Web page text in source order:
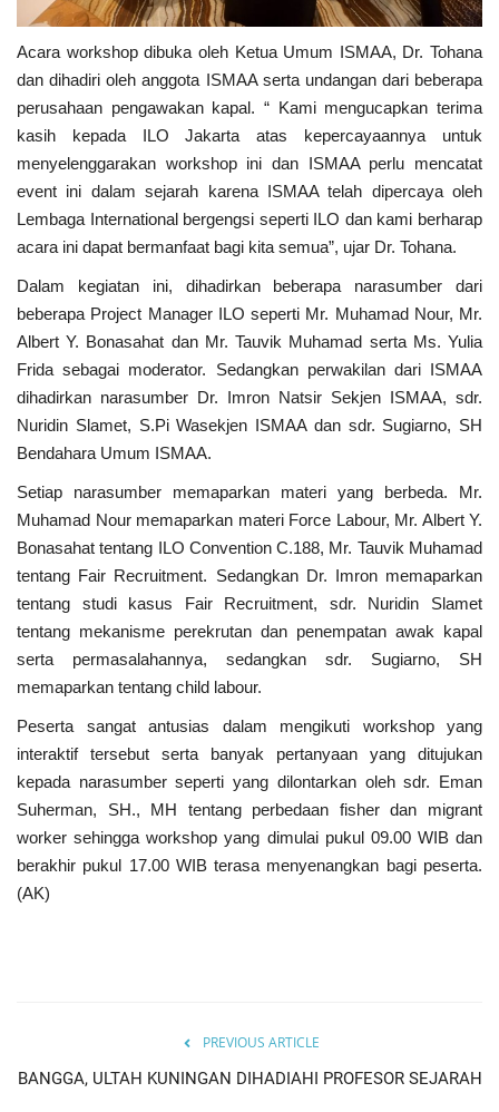
Acara workshop dibuka oleh Ketua Umum ISMAA, Dr. Tohana
dan dihadiri oleh anggota ISMAA serta undangan dari beberapa
perusahaan pengawakan kapal. “ Kami mengucapkan terima
kasih kepada ILO Jakarta atas kepercayaannya untuk
menyelenggarakan workshop ini dan ISMAA perlu mencatat
event ini dalam sejarah karena ISMAA telah dipercaya oleh
Lembaga International bergengsi seperti ILO dan kami berharap
acara ini dapat bermanfaat bagi kita semua”, ujar Dr. Tohana.
Dalam kegiatan ini, dihadirkan beberapa narasumber dari
beberapa Project Manager ILO seperti Mr. Muhamad Nour, Mr.
Albert Y. Bonasahat dan Mr. Tauvik Muhamad serta Ms. Yulia
Frida sebagai moderator. Sedangkan perwakilan dari ISMAA
dihadirkan narasumber Dr. Imron Natsir Sekjen ISMAA, sdr.
Nuridin Slamet, S.Pi Wasekjen ISMAA dan sdr. Sugiarno, SH
Bendahara Umum ISMAA.
Setiap narasumber memaparkan materi yang berbeda. Mr.
Muhamad Nour memaparkan materi Force Labour, Mr. Albert Y.
Bonasahat tentang ILO Convention C.188, Mr. Tauvik Muhamad
tentang Fair Recruitment. Sedangkan Dr. Imron memaparkan
tentang studi kasus Fair Recruitment, sdr. Nuridin Slamet
tentang mekanisme perekrutan dan penempatan awak kapal
serta permasalahannya, sedangkan sdr. Sugiarno, SH
memaparkan tentang child labour.
Peserta sangat antusias dalam mengikuti workshop yang
interaktif tersebut serta banyak pertanyaan yang ditujukan
kepada narasumber seperti yang dilontarkan oleh sdr. Eman
Suherman, SH., MH tentang perbedaan fisher dan migrant
worker sehingga workshop yang dimulai pukul 09.00 WIB dan
berakhir pukul 17.00 WIB terasa menyenangkan bagi peserta.
(AK)
PREVIOUS ARTICLE
BANGGA, ULTAH KUNINGAN DIHADIAHI PROFESOR SEJARAH